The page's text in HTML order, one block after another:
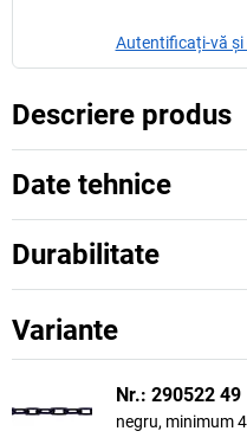
Autentificați-vă
Descriere produs
Date tehnice
Durabilitate
Variante
Nr.: 290522 49
negru, minimum